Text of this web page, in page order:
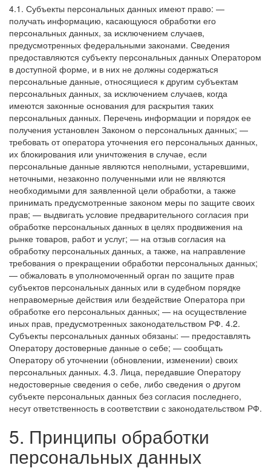
4.1. Субъекты персональных данных имеют право: —
получать информацию, касающуюся обработки его
персональных данных, за исключением случаев,
предусмотренных федеральными законами. Сведения
предоставляются субъекту персональных данных Оператором
в доступной форме, и в них не должны содержаться
персональные данные, относящиеся к другим субъектам
персональных данных, за исключением случаев, когда
имеются законные основания для раскрытия таких
персональных данных. Перечень информации и порядок ее
получения установлен Законом о персональных данных; —
требовать от оператора уточнения его персональных данных,
их блокирования или уничтожения в случае, если
персональные данные являются неполными, устаревшими,
неточными, незаконно полученными или не являются
необходимыми для заявленной цели обработки, а также
принимать предусмотренные законом меры по защите своих
прав; — выдвигать условие предварительного согласия при
обработке персональных данных в целях продвижения на
рынке товаров, работ и услуг; — на отзыв согласия на
обработку персональных данных, а также, на направление
требования о прекращении обработки персональных данных;
— обжаловать в уполномоченный орган по защите прав
субъектов персональных данных или в судебном порядке
неправомерные действия или бездействие Оператора при
обработке его персональных данных; — на осуществление
иных прав, предусмотренных законодательством РФ. 4.2.
Субъекты персональных данных обязаны: — предоставлять
Оператору достоверные данные о себе; — сообщать
Оператору об уточнении (обновлении, изменении) своих
персональных данных. 4.3. Лица, передавшие Оператору
недостоверные сведения о себе, либо сведения о другом
субъекте персональных данных без согласия последнего,
несут ответственность в соответствии с законодательством РФ.
5. Принципы обработки
персональных данных